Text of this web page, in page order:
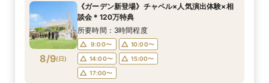
8/8(土)
9:00〜
10:00〜
14:00〜
15:00〜
17:00〜
フェアを予約
8/8(土)
9:00〜
10:00〜
14:00〜
15:00〜
17:00〜
フェアを予約
8/8(土)
9:00〜
10:00〜
14:00〜
15:00〜
17:00〜
フェアを予約
8/8(土)
9:00〜
10:00〜
14:00〜
15:00〜
17:00〜
フェアを予約
8/9(日)
《ガーデン新登場》チャペル×人気演出体験×相
談会＊120万特典
所要時間：3時間程度
9:00〜
10:00〜
14:00〜
15:00〜
17:00〜